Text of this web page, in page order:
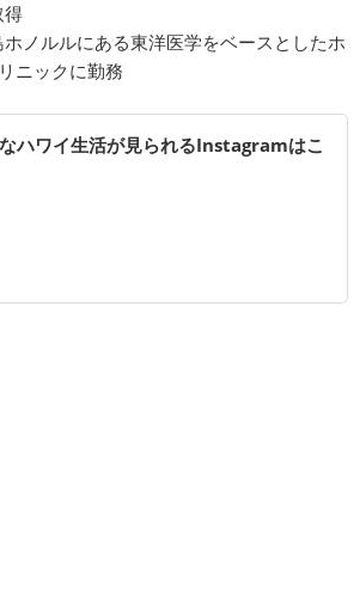
ノルルにある東洋医学をベースとしたホ
ニックに勤務
ハワイ生活が見られるInstagramはこ